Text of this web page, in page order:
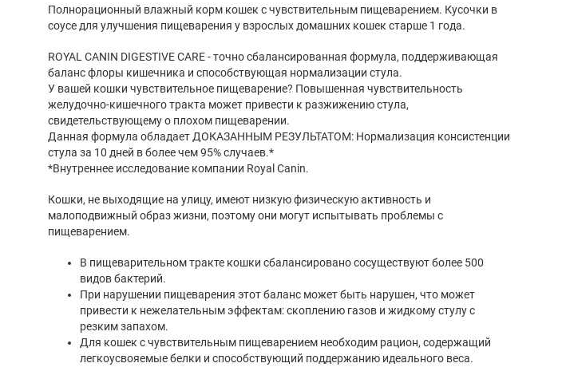
Полнорационный влажный корм кошек с чувствительным пищеварением. Кусочки в
соусе для улучшения пищеварения у взрослых домашних кошек старше 1 года.
ROYAL CANIN DIGESTIVE CARE - точно сбалансированная формула, поддерживающая
баланс флоры кишечника и способствующая нормализации стула.
У вашей кошки чувствительное пищеварение? Повышенная чувствительность
желудочно-кишечного тракта может привести к разжижению стула,
свидетельствующему о плохом пищеварении.
Данная формула обладает ДОКАЗАННЫМ РЕЗУЛЬТАТОМ: Нормализация консистенции
стула за 10 дней в более чем 95% случаев.*
*Внутреннее исследование компании Royal Canin.
Кошки, не выходящие на улицу, имеют низкую физическую активность и
малоподвижный образ жизни, поэтому они могут испытывать проблемы с
пищеварением.
В пищеварительном тракте кошки сбалансировано сосуществуют более 500
видов бактерий.
При нарушении пищеварения этот баланс может быть нарушен, что может
привести к нежелательным эффектам: скоплению газов и жидкому стулу с
резким запахом.
Для кошек с чувствительным пищеварением необходим рацион, содержащий
легкоусвояемые белки и способствующий поддержанию идеального веса.